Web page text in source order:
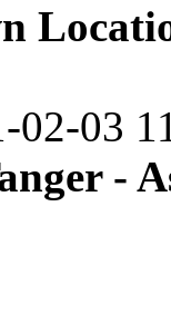
02-03
-